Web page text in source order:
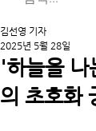
'하늘을
의 초호화
김선영 기자
2025년 5월 28일